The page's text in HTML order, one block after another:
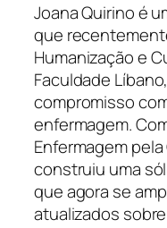
Joana Quirino é
que
Humanização e
Faculdade
compromisso
enfermagem.
Enfermagem pela
construiu uma
que agora se
atualizados